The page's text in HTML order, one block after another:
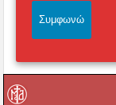
Συμφωνώ